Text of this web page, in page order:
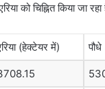
को चिह्नित किया जा रहा
(हेक्टेयर में)